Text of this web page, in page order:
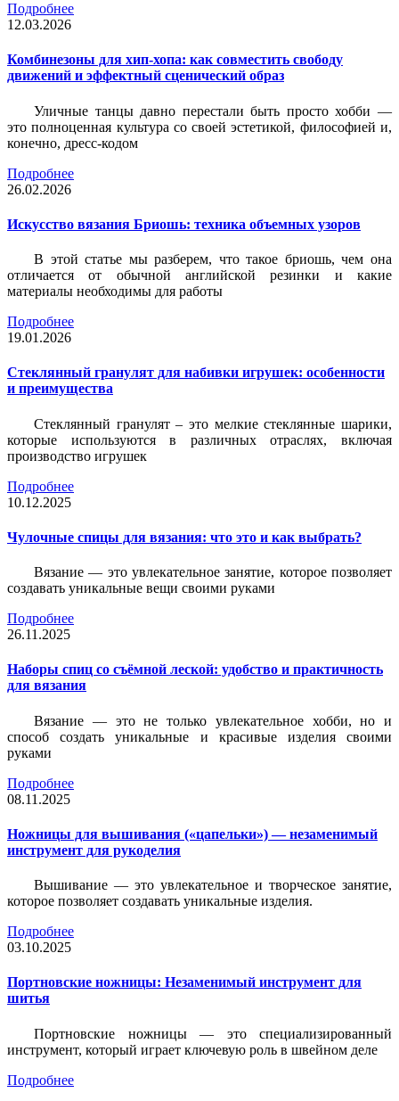
Подробнее
12.03.2026
Комбинезоны для хип-хопа: как совместить свободу
движений и эффектный сценический образ
Уличные танцы давно перестали быть просто хобби —
это полноценная культура со своей эстетикой, философией и,
конечно, дресс-кодом
Подробнее
26.02.2026
Искусство вязания Бриошь: техника объемных узоров
В этой статье мы разберем, что такое бриошь, чем она
отличается от обычной английской резинки и какие
материалы необходимы для работы
Подробнее
19.01.2026
Стеклянный гранулят для набивки игрушек: особенности
и преимущества
Стеклянный гранулят – это мелкие стеклянные шарики,
которые используются в различных отраслях, включая
производство игрушек
Подробнее
10.12.2025
Чулочные спицы для вязания: что это и как выбрать?
Вязание — это увлекательное занятие, которое позволяет
создавать уникальные вещи своими руками
Подробнее
26.11.2025
Наборы спиц со съёмной леской: удобство и практичность
для вязания
Вязание — это не только увлекательное хобби, но и
способ создать уникальные и красивые изделия своими
руками
Подробнее
08.11.2025
Ножницы для вышивания («цапельки») — незаменимый
инструмент для рукоделия
Вышивание — это увлекательное и творческое занятие,
которое позволяет создавать уникальные изделия.
Подробнее
03.10.2025
Портновские ножницы: Незаменимый инструмент для
шитья
Портновские ножницы — это специализированный
инструмент, который играет ключевую роль в швейном деле
Подробнее